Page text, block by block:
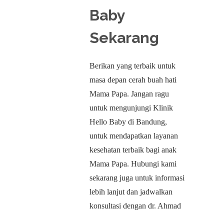
Baby
Sekarang
Berikan yang terbaik untuk
masa depan cerah buah hati
Mama Papa. Jangan ragu
untuk mengunjungi Klinik
Hello Baby di Bandung,
untuk mendapatkan layanan
kesehatan terbaik bagi anak
Mama Papa. Hubungi kami
sekarang juga untuk informasi
lebih lanjut dan jadwalkan
konsultasi dengan dr. Ahmad